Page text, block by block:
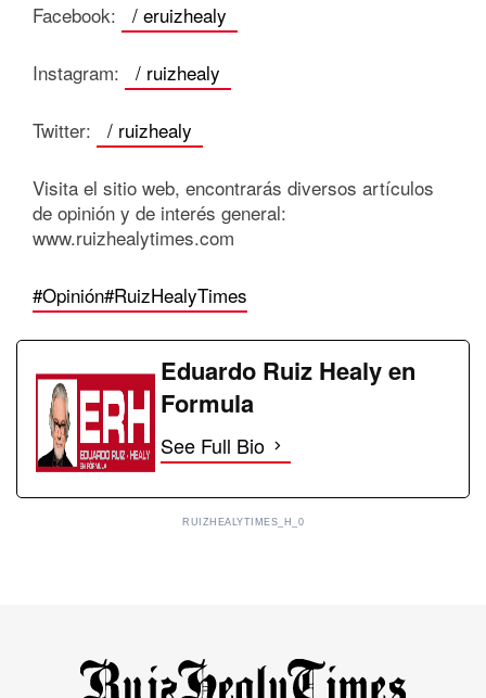
Facebook: / eruizhealy
Instagram: / ruizhealy
Twitter: / ruizhealy
Visita el sitio web, encontrarás diversos artículos
de opinión y de interés general:
www.ruizhealytimes.com
#Opinión#RuizHealyTimes
Eduardo Ruiz Healy en
Formula
See Full Bio
RUIZHEALYTIMES_H_0